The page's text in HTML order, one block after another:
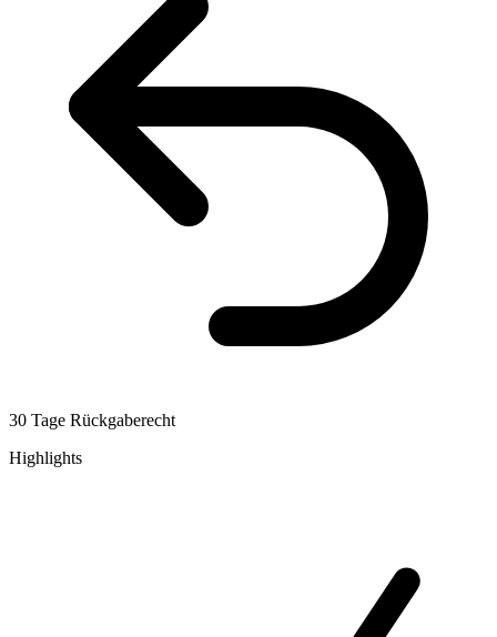
30 Tage Rückgaberecht
Highlights